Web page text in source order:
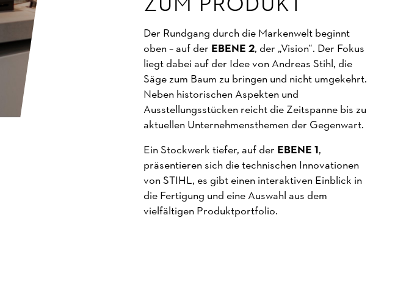
Der Rundgang durch die Markenwelt beginnt
oben – auf der EBENE 2, der „Vision“. Der Fokus
liegt dabei auf der Idee von Andreas Stihl, die
Säge zum Baum zu bringen und nicht umgekehrt.
Neben historischen Aspekten und
Ausstellungsstücken reicht die Zeitspanne bis zu
aktuellen Unternehmensthemen der Gegenwart.
Ein Stockwerk tiefer, auf der EBENE 1,
präsentieren sich die technischen Innovationen
von STIHL, es gibt einen interaktiven Einblick in
die Fertigung und eine Auswahl aus dem
vielfältigen Produktportfolio.